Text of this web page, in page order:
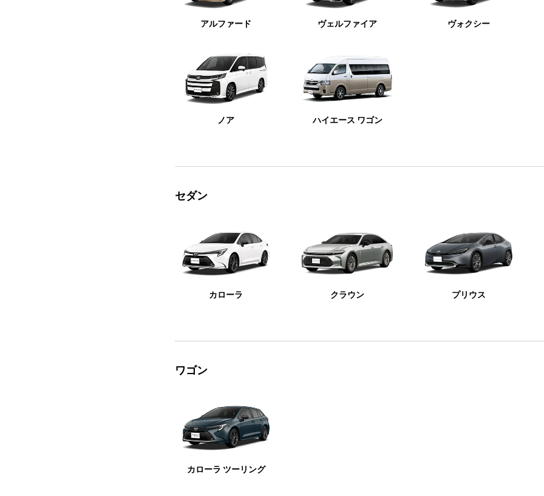
アルファード ヴェルファイア ヴォクシー
ノア ハイエース ワゴン
セダン
カローラ クラウン プリウス
ワゴン
カローラ ツーリング